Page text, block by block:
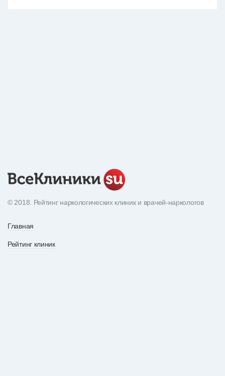
© 2018. Рейтинг наркологических клиник и врачей-наркологов
Главная
Рейтинг клиник